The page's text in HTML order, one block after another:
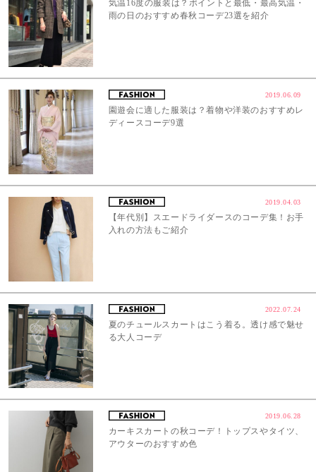
気温16度の服装は？ポイントと最低・最高気温・
雨の日のおすすめ春秋コーデ23選を紹介
2019.06.09
園遊会に適した服装は？着物や洋装のおすすめレ
ディースコーデ9選
2019.04.03
【年代別】スエードライダースのコーデ集！お手
入れの方法もご紹介
2022.07.24
夏のチュールスカートはこう着る。透け感で魅せ
る大人コーデ
2019.06.28
カーキスカートの秋コーデ！トップスやタイツ、
アウターのおすすめ色